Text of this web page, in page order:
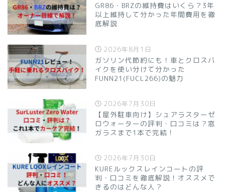
GR86・BRZの維持費はいくら？3年
以上維持して分かった年間費用を徹
底解説
2026年8月1日
ガソリン代節約にも！車とクロスバ
イクを使い分けて分かった
FUNN21(FUCL266)の魅力
2026年7月30日
【屋外駐車向け】シュアラスターゼ
ロウォーターの評判・口コミは？窓
ガラスまで1本で完結！
2026年7月30日
KUREルックスレインコートの評
判・口コミを徹底解説！オススメで
きるのはどんな人？